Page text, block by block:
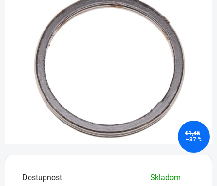
Dostupnosť
Skladom
hviezdičiek.
€1,45
–37 %